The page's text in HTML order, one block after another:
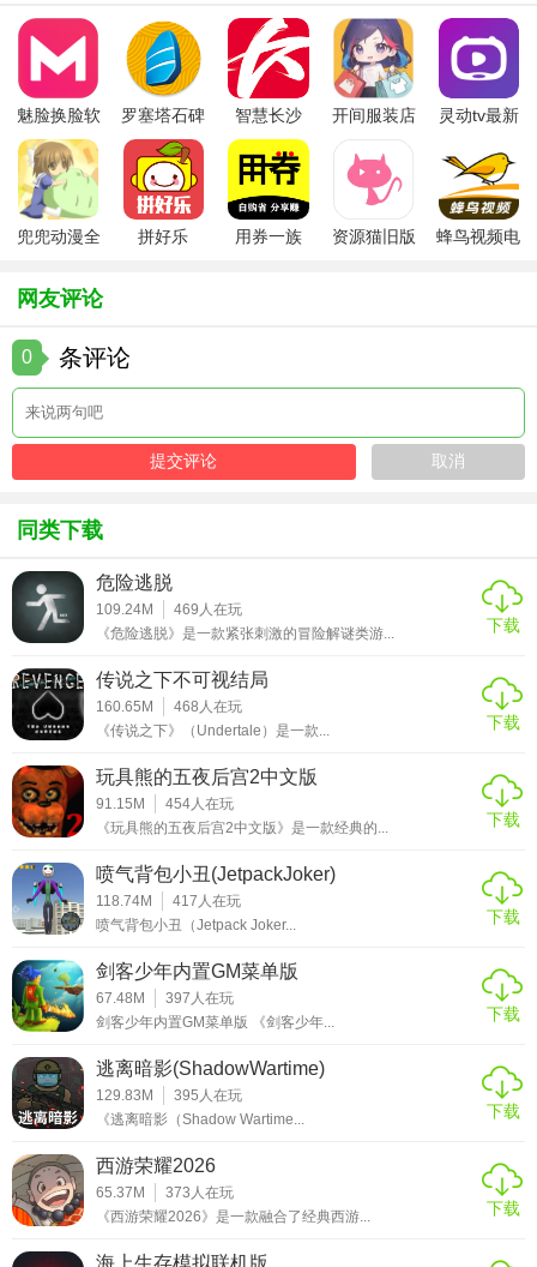
1. 注意资源分配：在实验室中，资源是有限的，玩家需要合
理分配资源，确保角色的成长和战斗需求。
2. 多尝试不同互动：与兽化生物的互动方式多种多样，玩家
可以多尝试不同的互动方式，以发现更多隐藏的内容和线
索。
3. 关注剧情线索：游戏的剧情线索是解开谜题的关键，玩家
需要仔细阅读对话和提示，注意细节。
4. 及时升级装备：随着游戏的深入，敌人的实力会逐渐增
5. 利用社交功能：与其他玩家合作可以更快地完成任务和挑
战，同时也可以通过社交功能获取更多的资源和信息。
【兽化实验室最新版点评】
引了大量玩家。游戏中的多线剧情和角色养成系统为玩家提
为游戏增添了更多乐趣。同时，游戏的社交互动功能也增强
了玩家之间的交流和合作。总的来说，兽化实验室最新版是
魅脸换脸软
件
罗塞塔石碑
安卓版
智慧长沙
app
开间服装店
灵动tv最新
兜兜动漫全
拼好乐 用券一族 资源猫旧版
蜂鸟视频电
网友评论
0 条评论
同类下载
危险逃脱
109.24M 469 人在玩
《危险逃脱》是一款紧张刺激的冒险解谜类游...
下载
传说之下不可视结局
160.65M 468 人在玩
《传说之下》（Undertale）是一款...
下载
玩具熊的五夜后宫2中文版
91.15M 454人在玩
《玩具熊的五夜后宫2中文版》是一款经典的...
下载
喷气背包小丑(JetpackJoker)
118.74M 417 人在玩
喷气背包小丑（Jetpack Joker...
下载
剑客少年内置GM菜单版
67.48M 397 人在玩
剑客少年内置GM菜单版 《剑客少年...
下载
逃离暗影(ShadowWartime)
129.83M 395 人在玩
《逃离暗影（Shadow Wartime...
下载
西游荣耀2026
65.37M 373 人在玩
《西游荣耀2026》是一款融合了经典西游...
下载